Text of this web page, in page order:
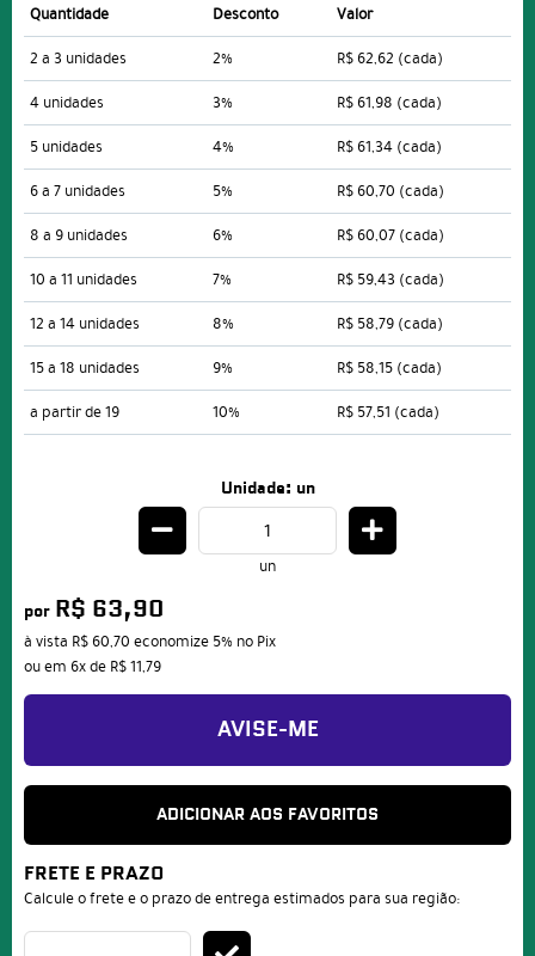
Quantidade Desconto
Valor
2 a 3 unidades
2% R$ 62,62 (cada)
4 unidades
3% R$ 61,98 (cada)
5 unidades
4% R$ 61,34 (cada)
6 a 7 unidades
5% R$ 60,70 (cada)
8 a 9 unidades
6% R$ 60,07 (cada)
10 a 11 unidades
7% R$ 59,43 (cada)
12 a 14 unidades
8% R$ 58,79 (cada)
15 a 18 unidades
9% R$ 58,15 (cada)
a partir de 19
10% R$ 57,51 (cada)
Unidade: un
un
por R$ 63,90
à vista R$ 60,70 economize 5% no Pix
ou em 6xde R$ 11,79
AVISE-ME
ADICIONAR AOS FAVORITOS
FRETE E PRAZO
Calcule o frete e o prazo de entrega estimados para sua região: